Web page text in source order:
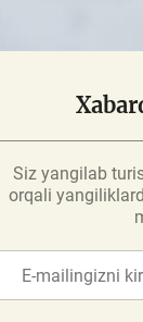
Siz yangilab
orqali